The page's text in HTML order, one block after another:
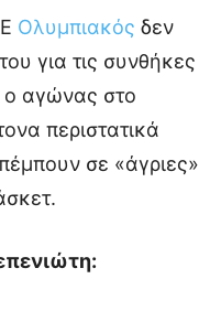
Ολυμπιακός δεν
για τις συνθήκες
ο αγώνας στο
περιστατικά
σε «άγριες»